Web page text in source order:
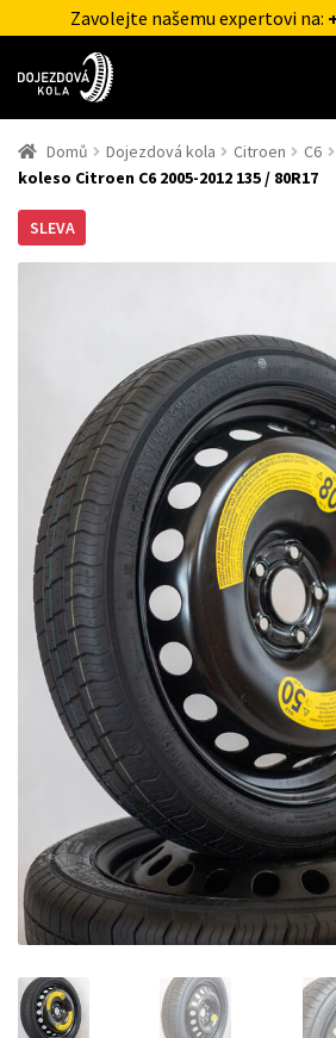
Zavolejte našemu expertovi na:
Domů Dojezdová kola Citroen C6
koleso Citroen C6 2005-2012 135 / 80R17
SLEVA